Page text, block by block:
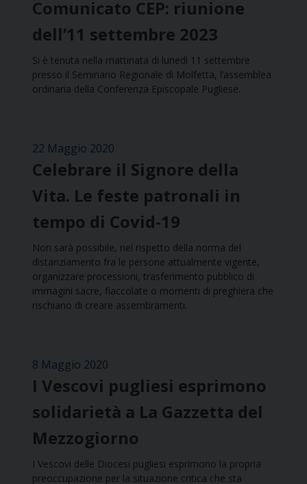
Comunicato CEP: riunione
dell’11 settembre 2023
Si è tenuta nella mattinata di lunedì 11 settembre
presso il Seminario Regionale di Molfetta, l’assemblea
ordinaria della Conferenza Episcopale Pugliese.
22 Maggio 2020
Celebrare il Signore della
Vita. Le feste patronali in
tempo di Covid-19
Non sarà possibile, nel rispetto della norma del
distanziamento fra le persone attualmente vigente,
organizzare processioni, trasferimento pubblico di
immagini sacre, fiaccolate o momenti di preghiera che
rischiano di creare assembramenti.
8 Maggio 2020
I Vescovi pugliesi esprimono
solidarietà a La Gazzetta del
Mezzogiorno
I Vescovi delle Diocesi pugliesi esprimono la propria
preoccupazione per la situazione critica che sta